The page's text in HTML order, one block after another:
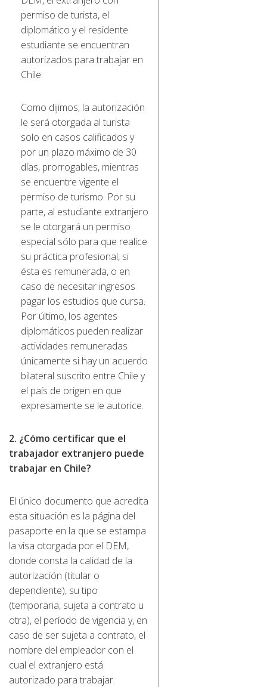
permiso de turista, el
diplomático y el residente
estudiante se encuentran
autorizados para trabajar en
Chile.
Como dijimos, la autorización
le será otorgada al turista
solo en casos calificados y
por un plazo máximo de 30
días, prorrogables, mientras
se encuentre vigente el
permiso de turismo. Por su
parte, al estudiante extranjero
se le otorgará un permiso
especial sólo para que realice
su práctica profesional, si
ésta es remunerada, o en
caso de necesitar ingresos
pagar los estudios que cursa.
Por último, los agentes
diplomáticos pueden realizar
actividades remuneradas
únicamente si hay un acuerdo
bilateral suscrito entre Chile y
el país de origen en que
expresamente se le autorice.
2. ¿Cómo certificar que el
trabajador extranjero puede
trabajar en Chile?
El único documento que acredita
esta situación es la página del
pasaporte en la que se estampa
la visa otorgada por el DEM,
donde consta la calidad de la
autorización (titular o
dependiente), su tipo
(temporaria, sujeta a contrato u
otra), el período de vigencia y, en
caso de ser sujeta a contrato, el
nombre del empleador con el
cual el extranjero está
autorizado para trabajar.